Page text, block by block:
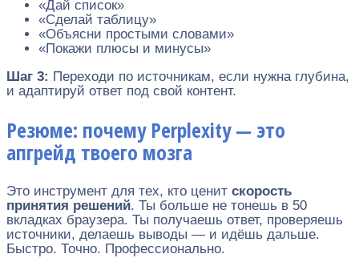
«Дай список»
«Сделай таблицу»
«Объясни простыми словами»
«Покажи плюсы и минусы»
Шаг 3: Переходи по источникам, если нужна глубина,
и адаптируй ответ под свой контент.
Резюме: почему Perplexity — это
апгрейд твоего мозга
Это инструмент для тех, кто ценит скорость
принятия решений. Ты больше не тонешь в 50
вкладках браузера. Ты получаешь ответ, проверяешь
источники, делаешь выводы — и идёшь дальше.
Быстро. Точно. Профессионально.